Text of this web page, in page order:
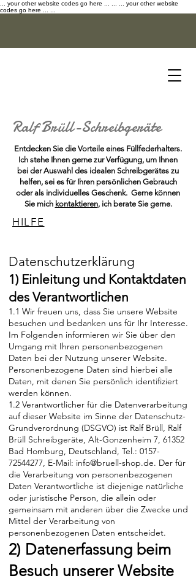
... your other website codes go here ... ...
... your other website
codes go here ... ...
Ralf Brüll-Schreibgeräte
HILFE
Entdecken Sie die Vorteile eines Füllfederhalters.
Ich stehe Ihnen gerne zur Verfügung, um Ihnen
bei der Auswahl des idealen Schreibgerätes zu
helfen, sei es für Ihren persönlichen Gebrauch
oder als individuelles Geschenk. Gerne können
Sie mich kontaktieren, ich berate Sie gerne.
Datenschutzerklärung
1) Einleitung und Kontaktdaten
des Verantwortlichen
1.1 Wir freuen uns, dass Sie unsere Website
besuchen und bedanken uns für Ihr Interesse.
Im Folgenden informieren wir Sie über den
Umgang mit Ihren personenbezogenen
Daten bei der Nutzung unserer Website.
Personenbezogene Daten sind hierbei alle
Daten, mit denen Sie persönlich identifiziert
werden können.
1.2 Verantwortlicher für die Datenverarbeitung
auf dieser Website im Sinne der Datenschutz-
Grundverordnung (DSGVO) ist Ralf Brüll, Ralf
Brüll Schreibgeräte, Alt-Gonzenheim 7, 61352
Bad Homburg, Deutschland, Tel.: 0157-
72544277, E-Mail: info@bruell-shop.de. Der für
die Verarbeitung von personenbezogenen
Daten Verantwortliche ist diejenige natürliche
oder juristische Person, die allein oder
gemeinsam mit anderen über die Zwecke und
Mittel der Verarbeitung von
personenbezogenen Daten entscheidet.
2) Datenerfassung beim
Besuch unserer Website